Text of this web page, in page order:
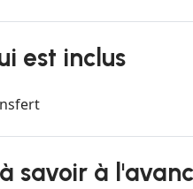
est inclus
savoir à